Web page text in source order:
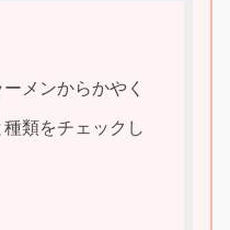
メンからかやく
類をチェックし